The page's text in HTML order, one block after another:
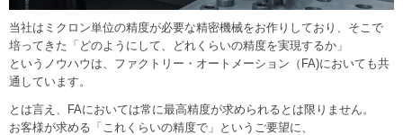
当社はミクロン単位の精度が必要な精密機械をお作りしており、そこで
培ってきた「どのようにして、どれくらいの精度を実現するか」
というノウハウは、ファクトリー・オートメーション（FA)においても共
通しています。
とは言え、FAにおいては常に最高精度が求められるとは限りません。
お客様が求める「これくらいの精度で」というご要望に、